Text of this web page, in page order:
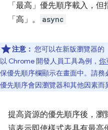
「最高」優先順序載入，
「高」。
async
注意： 您可以在新版瀏覽器的
以 Chrome 開發人員工具為例， 你
保優先順序欄顯示在畫面中。請
優先順序會因瀏覽器和其他因素而
提高資源的優先順序後，瀏